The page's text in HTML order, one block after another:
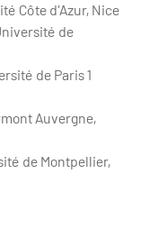
Côte d'Azur, Nice
de
de Paris 1
Auvergne,
de Montpellier,